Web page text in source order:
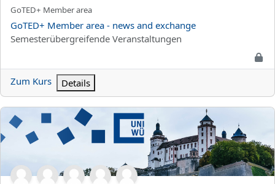
Kurzer Kursname
GoTED+ Member area
Kursname
GoTED+ Member area - news and exchange
Kursbereich
Semesterübergreifende Veranstaltungen
Zum Kurs Details
Forum Mobilität - studentisches Transformationsexperiment